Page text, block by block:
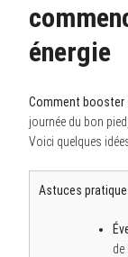
énergie
Comment booster
journée du bon
Voici quelques
Astuces